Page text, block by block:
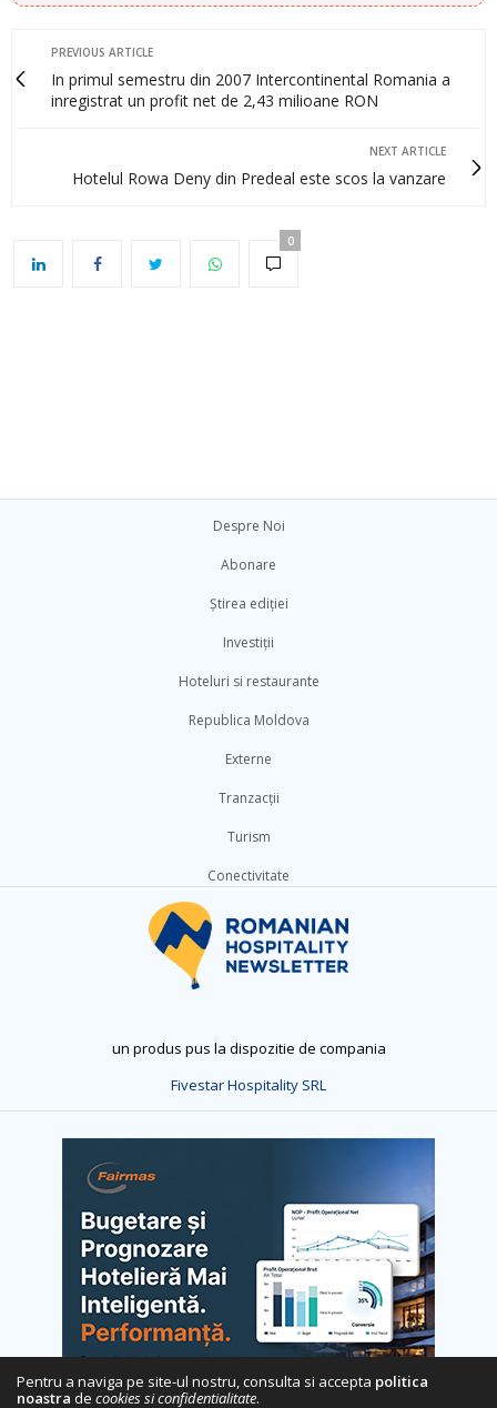
PREVIOUS ARTICLE
In primul semestru din 2007 Intercontinental Romania a
inregistrat un profit net de 2,43 milioane RON
NEXT ARTICLE
Hotelul Rowa Deny din Predeal este scos la vanzare
0
Despre Noi
Abonare
Știrea ediției
Investiții
Hoteluri si restaurante
Republica Moldova
Externe
Tranzacții
Turism
Conectivitate
un produs pus la dispozitie de compania
Fivestar Hospitality SRL
Pentru a naviga pe site-ul nostru, consulta si accepta politica
noastra de cookies si confidentialitate.